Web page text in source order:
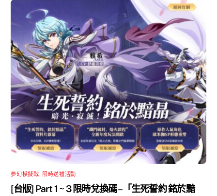
夢幻模擬戰 限時送禮活動
[台版] Part 1 ~ 3 限時兌換碼 –「生死誓約 銘於黯